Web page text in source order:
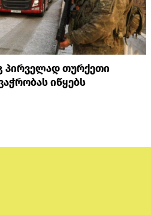
პირველად თურქეთი
იწყებს